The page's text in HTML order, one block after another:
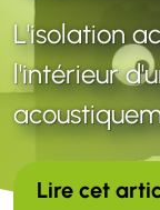
L'isolation
l'intérieur
Lire cet